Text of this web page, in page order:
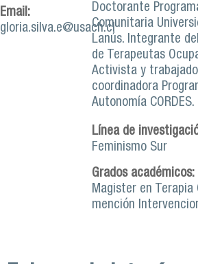
Email:
gloria.silva.e@usach.cl
Doctorante
Comunitaria
Lanús. Integrante
de Terapeutas
Activista y
coordinadora
Autonomía CORDES.
Línea de
Feminismo Sur
Grados académicos:
Magister en Terapia
mención